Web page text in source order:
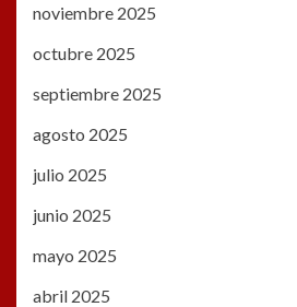
noviembre 2025
octubre 2025
septiembre 2025
agosto 2025
julio 2025
junio 2025
mayo 2025
abril 2025